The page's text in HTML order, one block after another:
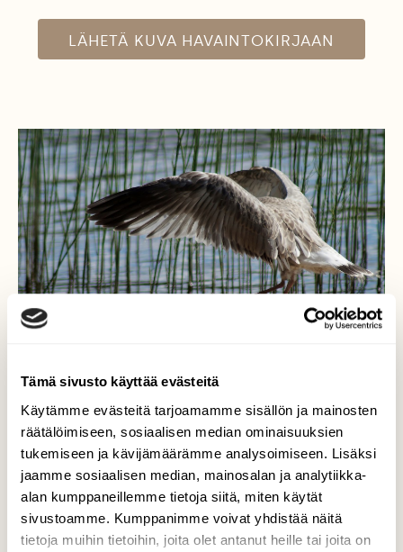
Tämä sivusto käyttää evästeitä
Käytämme evästeitä tarjoamamme sisällön ja mainosten
räätälöimiseen, sosiaalisen median ominaisuuksien
tukemiseen ja kävijämäärämme analysoimiseen. Lisäksi
jaamme sosiaalisen median, mainosalan ja analytiikka-
alan kumppaneillemme tietoja siitä, miten käytät
sivustoamme. Kumppanimme voivat yhdistää näitä
tietoja muihin tietoihin, joita olet antanut heille tai joita on
LÄHETÄ KUVA HAVAINTOKIRJAAN
Lentoon lähdössä
Vauhdilla kasvavat lintulapset. Tämäkin
kalalokin poikanen venyttelee siipiään. Kaikki
valmista, lentomatkalle.